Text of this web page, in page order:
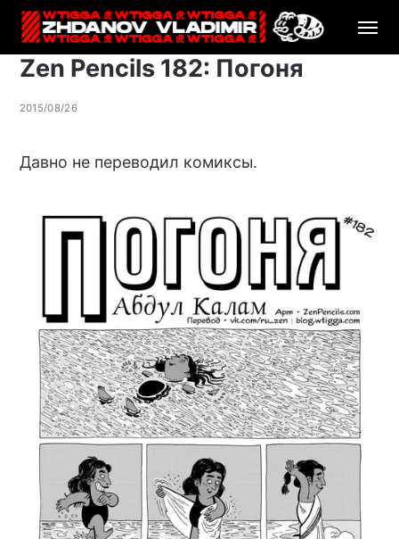
Zen Pencils 182: Погоня
2015/08/26
Давно не переводил комиксы.